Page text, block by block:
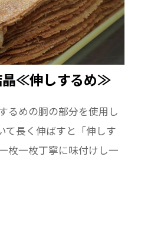
晶≪伸しするめ≫
るめの胴の部分を使用し
て長く伸ばすと「伸しす
枚一枚丁寧に味付けし一